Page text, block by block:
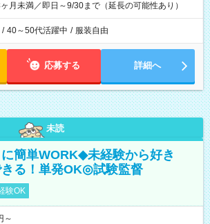
月未満／即日～9/30まで（延長の可能性あり）
/ 40～50代活躍中 / 服装自由
応募する 詳細へ
未読
簡単WORK◆未経験から好き
る！単発OK◎試験監督
験OK
～